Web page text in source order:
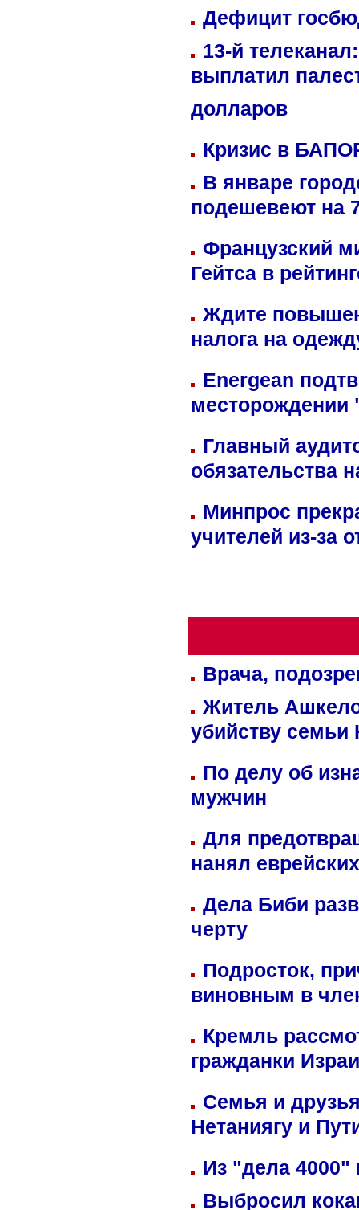
Дефицит
13-й
выплатил
долларов
Кризис в
В январе
подешевеют на
Французский
Гейтса в
Ждите
налога на
Energean
Главный
обязательства
Минпрос
учителей из-за
Врача,
Житель
убийству семьи
По делу об
мужчин
Для
нанял
Дела Биби
черту
Подросток,
виновным в
Кремль
гражданки
Семья и
Нетаниягу и
Из "дела 4000"
Выбросил